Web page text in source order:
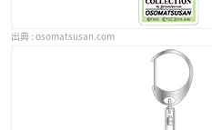
osomatsusan.com